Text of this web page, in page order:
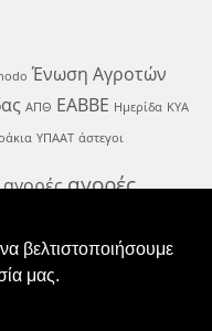
Ένωση Αγροτών
ΑΠΘ ΕΑΒΒΕ Ημερίδα ΚΥΑ
ΥΠΑΑΤ άστεγοι
αγορέςαγορές
βελτιστοποιήσουμε
μας.